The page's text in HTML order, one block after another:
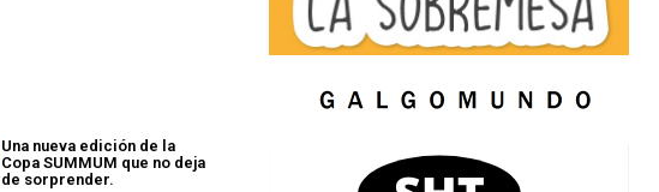
Una nueva edición de la
Copa SUMMUM que no deja
de sorprender.